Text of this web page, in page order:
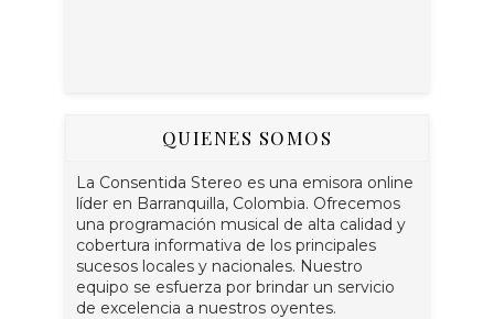
QUIENES SOMOS
La Consentida Stereo es una emisora online
líder en Barranquilla, Colombia. Ofrecemos
una programación musical de alta calidad y
cobertura informativa de los principales
sucesos locales y nacionales. Nuestro
equipo se esfuerza por brindar un servicio
de excelencia a nuestros oyentes.